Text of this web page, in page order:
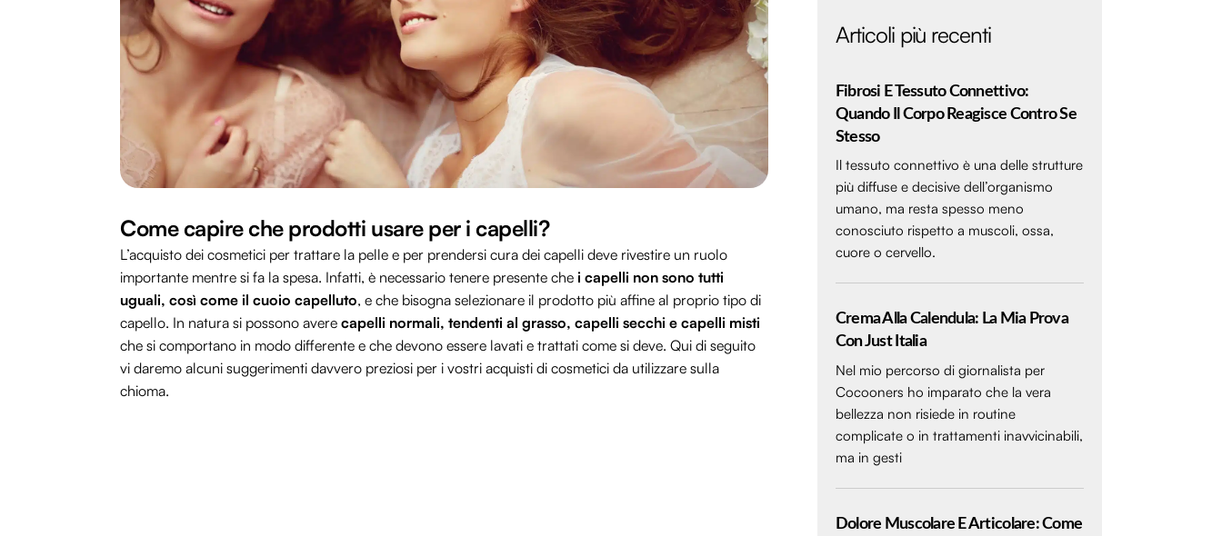
Come capire che prodotti usare per i capelli?
L’acquisto dei cosmetici per trattare la pelle e per prendersi cura dei capelli deve rivestire un ruolo
importante mentre si fa la spesa. Infatti, è necessario tenere presente che i capelli non sono tutti
uguali, così come il cuoio capelluto, e che bisogna selezionare il prodotto più affine al proprio tipo di
capello. In natura si possono avere capelli normali, tendenti al grasso, capelli secchi e capelli misti
che si comportano in modo differente e che devono essere lavati e trattati come si deve. Qui di seguito
vi daremo alcuni suggerimenti davvero preziosi per i vostri acquisti di cosmetici da utilizzare sulla
chioma.
Articoli più recenti
Fibrosi E Tessuto Connettivo:
Quando Il Corpo Reagisce Contro Se
Stesso
Il tessuto connettivo è una delle strutture
più diffuse e decisive dell’organismo
umano, ma resta spesso meno
conosciuto rispetto a muscoli, ossa,
cuore o cervello.
Crema Alla Calendula: La Mia Prova
Con Just Italia
Nel mio percorso di giornalista per
Cocooners ho imparato che la vera
bellezza non risiede in routine
complicate o in trattamenti inavvicinabili,
ma in gesti
Dolore Muscolare E Articolare: Come